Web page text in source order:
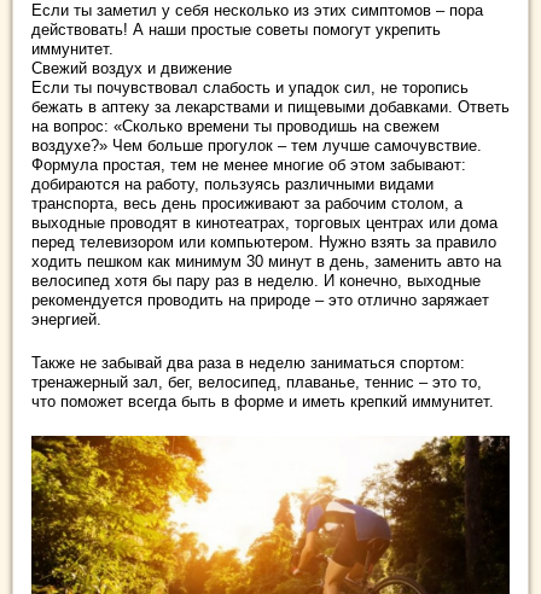
Если ты заметил у себя несколько из этих симптомов – пора
действовать! А наши простые советы помогут укрепить
иммунитет.
Свежий воздух и движение
Если ты почувствовал слабость и упадок сил, не торопись
бежать в аптеку за лекарствами и пищевыми добавками. Ответь
на вопрос: «Сколько времени ты проводишь на свежем
воздухе?» Чем больше прогулок – тем лучше самочувствие.
Формула простая, тем не менее многие об этом забывают:
добираются на работу, пользуясь различными видами
транспорта, весь день просиживают за рабочим столом, а
выходные проводят в кинотеатрах, торговых центрах или дома
перед телевизором или компьютером. Нужно взять за правило
ходить пешком как минимум 30 минут в день, заменить авто на
велосипед хотя бы пару раз в неделю. И конечно, выходные
рекомендуется проводить на природе – это отлично заряжает
энергией.
Также не забывай два раза в неделю заниматься спортом:
тренажерный зал, бег, велосипед, плаванье, теннис – это то,
что поможет всегда быть в форме и иметь крепкий иммунитет.